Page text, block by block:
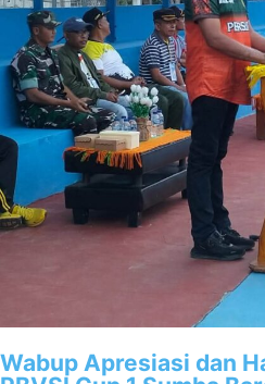
Wabup Apresiasi dan